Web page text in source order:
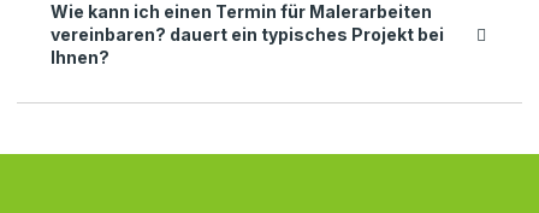
Wie kann ich einen Termin für Malerarbeiten
vereinbaren? dauert ein typisches Projekt bei
Ihnen?